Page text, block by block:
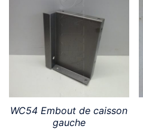
WC54 Embout de caisson
gauche